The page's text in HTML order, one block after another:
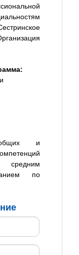
общих и
по